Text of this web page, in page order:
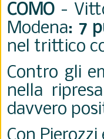
COMO -
Modena: 7
nel trittico
Contro gli
nella
davvero